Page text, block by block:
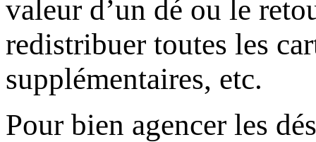
valeur d’un dé ou le
redistribuer toutes les
supplémentaires, etc.
Pour bien agencer les